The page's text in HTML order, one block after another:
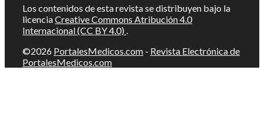
Los contenidos de esta revista se distribuyen bajo la
licenciaCreative Commons Atribución 4.0
Internacional (CC BY 4.0)
©2026 PortalesMedicos.com - Revista Electrónica de
PortalesMedicos.com